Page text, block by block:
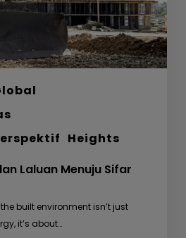
Heights
Laluan Menuju Sifar
built environment isn’t just
it’s about…